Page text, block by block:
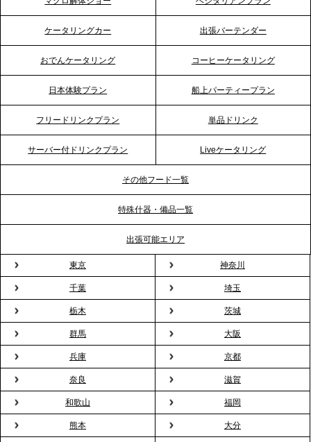
2026.4.21
プレスリリースのご案内｜「温かな食」が会話のス
イッチに。新入社員研修で《食体験としてのケータ
プレスリリースのご案内｜ケータリングのセカンド
テーブル、横浜事務所を新設。神奈川エリアのサー
ビス提供体制を強化し、質の高い「場づくり」をサ
TBS「Nスタ」で、2ndTable「1DISH」の花見オー
ドブルが紹介されました
2026.3.23
プレスリリースのご案内｜入社式の“そのまま懇親
会”が企業で広がる。 新入社員の交流を支える『オフ
ィスケータリング』という新しい活用法
2026.3.20
NHK「ニュースウオッチ9」で、2ndTable「室内花
見」が紹介されました
ケータリングカー 出張バーテンダー
おでんケータリング コーヒーケータリング
日本体験プラン 船上パーティープラン
フリードリンクプラン 単品ドリンク
サーバー付ドリンクプラン Liveケータリング
その他フード一覧
特殊什器・備品一覧
出張可能エリア
東京 神奈川
千葉 埼玉
栃木 茨城
群馬 大阪
兵庫 京都
奈良 滋賀
和歌山 福岡
熊本 大分